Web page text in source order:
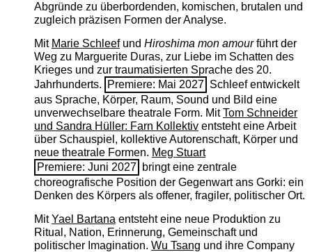
Abgründe zu überbordenden, komischen, brutalen und
zugleich präzisen Formen der Analyse.
Mit Marie Schleefund Hiroshima mon amourführt der
Weg zu Marguerite Duras, zur Liebe im Schatten des
Krieges und zur traumatisierten Sprache des 20.
Jahrhunderts.
Premiere: Mai 2027 Schleef entwickelt
aus Sprache, Körper, Raum, Sound und Bild eine
unverwechselbare theatrale Form. MitTom Schneider
und Sandra Hüller: Farn Kollektiventsteht eine Arbeit
über Schauspiel, kollektive Autorenschaft, Körper und
neue theatrale Formen. Meg Stuart
Premiere: Juni 2027 bringt eine zentrale
choreografische Position der Gegenwart ans Gorki: ein
Denken des Körpers als offener, fragiler, politischer Ort.
MitYael Bartana entsteht eine neue Produktion zu
Ritual, Nation, Erinnerung, Gemeinschaft und
politischer Imagination. Wu Tsang und ihre Company